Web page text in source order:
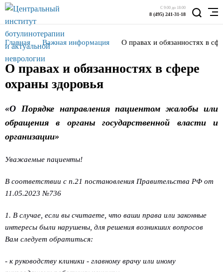
С 9:00 до 18:00
8 (495) 241-31-18
Главная Важная информация О правах и обязанностях в
О правах и обязанностях в сфере
охраны здоровья
«О Порядке направления пациентом жалобы или
обращения в органы государственной власти и
организации»
Уважаемые пациенты!
В соответствии с п.21 постановления Правительства РФ от
11.05.2023 №736
1. В случае, если вы считаете, что ваши права или законные
интересы были нарушены, для решения возникших вопросов
Вам следует обратиться:
- к руководству клиники - главному врачу или иному